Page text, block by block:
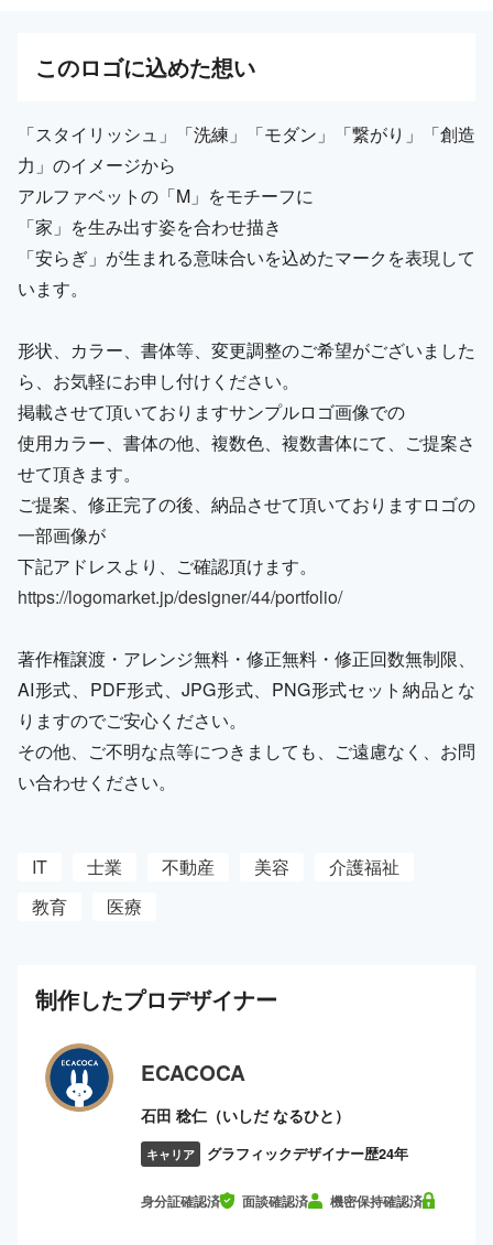
このロゴに込めた想い
「スタイリッシュ」「洗練」「モダン」「繋がり」「創造
力」のイメージから
アルファベットの「M」をモチーフに
「家」を生み出す姿を合わせ描き
「安らぎ」が生まれる意味合いを込めたマークを表現して
います。
形状、カラー、書体等、変更調整のご希望がございました
ら、お気軽にお申し付けください。
掲載させて頂いておりますサンプルロゴ画像での
使用カラー、書体の他、複数色、複数書体にて、ご提案さ
せて頂きます。
ご提案、修正完了の後、納品させて頂いておりますロゴの
一部画像が
下記アドレスより、ご確認頂けます。
https://logomarket.jp/designer/44/portfolio/
著作権譲渡・アレンジ無料・修正無料・修正回数無制限、
AI形式、PDF形式、JPG形式、PNG形式セット納品とな
りますのでご安心ください。
その他、ご不明な点等につきましても、ご遠慮なく、お問
い合わせください。
IT 士業 不動産 美容
介護福祉
教育
医療
制作したプロデザイナー
ECACOCA
石田 稔仁（いしだ なるひと）
キャリア グラフィックデザイナー歴24年
身分証確認済 面談確認済 機密保持確認済